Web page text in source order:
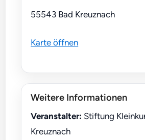
55543 Bad Kreuznach
Karte öffnen
Weitere Informationen
Veranstalter: Stiftung
Kreuznach